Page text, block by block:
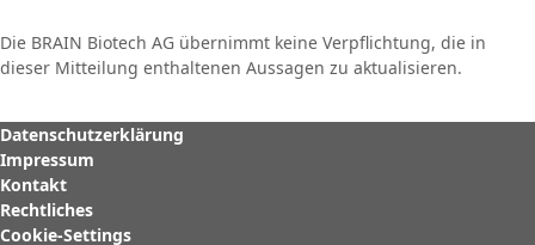
Die BRAIN Biotech AG übernimmt keine Verpflichtung, die in
dieser Mitteilung enthaltenen Aussagen zu aktualisieren.
Datenschutzerklärung
Impressum
Kontakt
Rechtliches
Cookie-Settings